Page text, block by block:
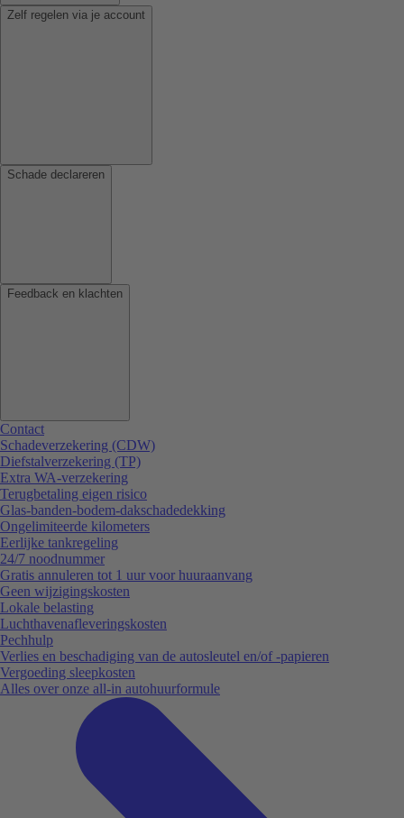
Zelf regelen via je account
Schade declareren
Feedback en klachten
Contact
Schadeverzekering (CDW)
Diefstalverzekering (TP)
Extra WA-verzekering
Terugbetaling eigen risico
Glas-banden-bodem-dakschadedekking
Ongelimiteerde kilometers
Eerlijke tankregeling
24/7 noodnummer
Gratis annuleren tot 1 uur voor huuraanvang
Geen wijzigingskosten
Lokale belasting
Luchthavenafleveringskosten
Pechhulp
Verlies en beschadiging van de autosleutel en/of -papieren
Vergoeding sleepkosten
Alles over onze all-in autohuurformule